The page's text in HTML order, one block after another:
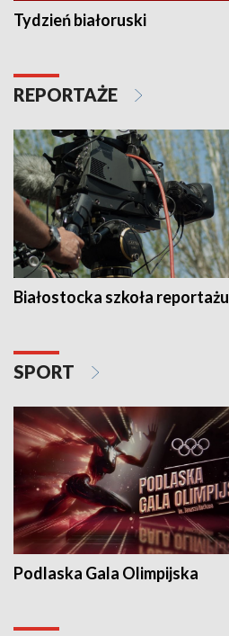
Tydzień białoruski
REPORTAŻE
Białostocka szkoła reportażu
SPORT
Podlaska Gala Olimpijska